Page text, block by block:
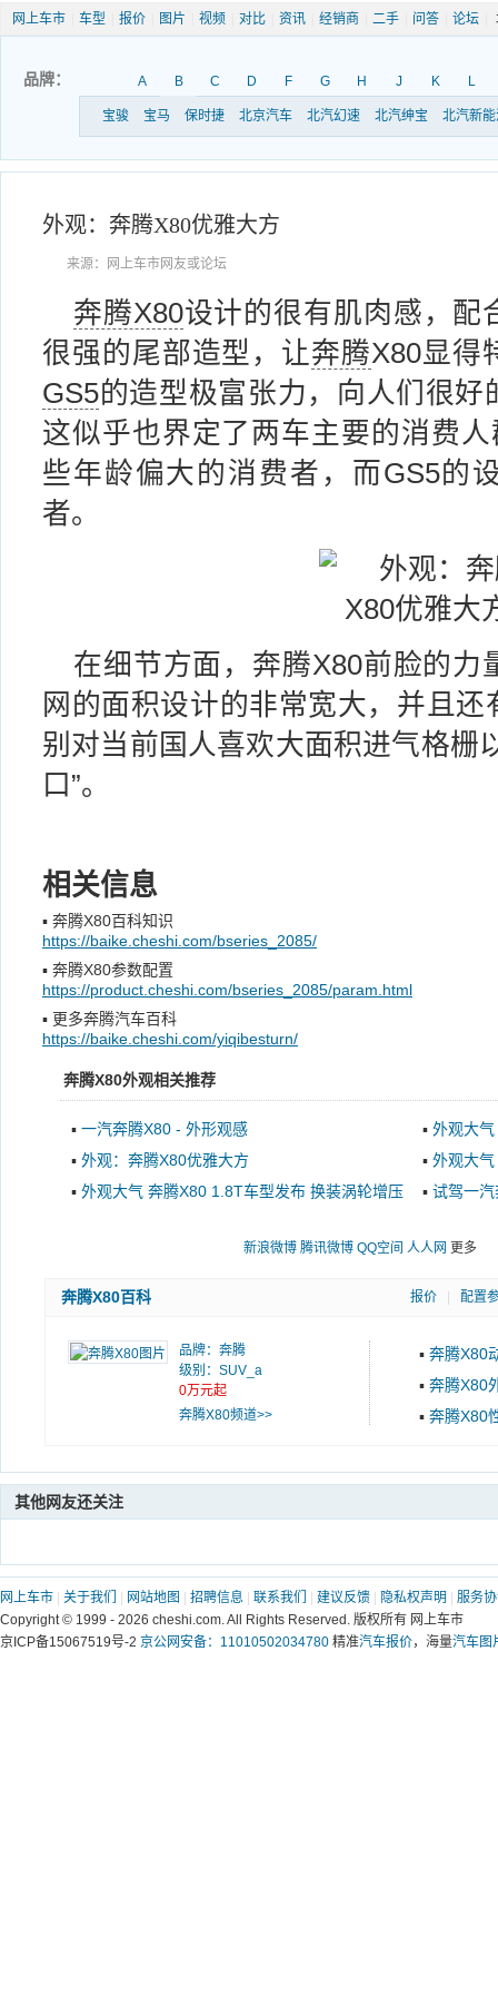
网上车市 车型 报价 图片 视频 对比 资讯 经销商 二手 问答 论坛
品牌： A B C D F G H J K L
宝骏 宝马 保时捷 北京汽车 北汽幻速 北汽绅宝 北汽新
外观：奔腾X80优雅大方
来源：网上车市网友或论坛
奔腾X80设计的很有肌肉感，配
很强的尾部造型，让奔腾X80显得
GS5的造型极富张力，向人们很
这似乎也界定了两车主要的消费
些年龄偏大的消费者，而GS5的
者。
在细节方面，奔腾X80前脸的力
网的面积设计的非常宽大，并且
别对当前国人喜欢大面积进气格栅
口”。
相关信息
▪ 奔腾X80百科知识
https://baike.cheshi.com/bseries_2085/
▪ 奔腾X80参数配置
https://product.cheshi.com/bseries_2085/param.html
▪ 更多奔腾汽车百科
https://baike.cheshi.com/yiqibesturn/
奔腾X80外观相关推荐
▪ 一汽奔腾X80 - 外形观感 ▪ 外观大
▪ 外观：奔腾X80优雅大方 ▪ 外观大
上市
▪ 外观大气 奔腾X80 1.8T车型发布 换装涡轮增压
▪ 试驾一
新浪微博 腾讯微博 QQ空间 人人网 更多
报价 配置
奔腾X80百科
品牌： 奔腾
级别：SUV_a
0万元起
奔腾X80频道>>
▪ 奔腾X80
▪ 奔腾X80
▪ 奔腾X80
其他网友还关注
网上车市 关于我们 网站地图 招聘信息 联系我们 建议反馈 隐私权声明
服务
Copyright © 1999 - 2026 cheshi.com. All Rights Reserved. 版权所有 网上车市
京ICP备15067519号-2 京公网安备：11010502034780 精准汽车报价，海量汽车图